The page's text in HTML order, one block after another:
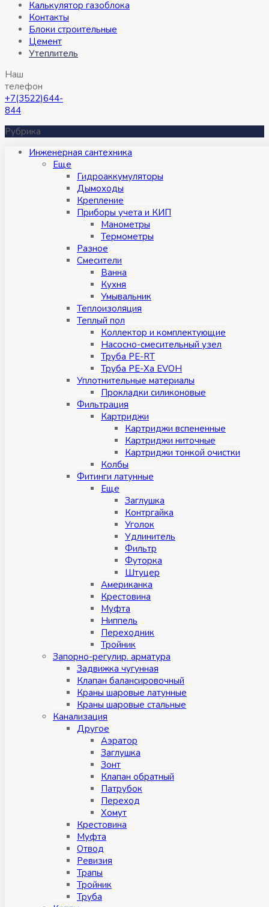
Калькулятор газоблока
Контакты
Блоки строительные
Цемент
Утеплитель
Наш
телефон
+7(3522)644-
844
Рубрика
Инженерная сантехника
Eще
Гидроаккумуляторы
Дымоходы
Крепление
Приборы учета и КИП
Манометры
Термометры
Разное
Смесители
Ванна
Кухня
Умывальник
Теплоизоляция
Теплый пол
Коллектор и комплектующие
Насосно-смесительный узел
Труба PE-RT
Труба PE-Xa EVOH
Уплотнительные материалы
Прокладки силиконовые
Фильтрация
Картриджи
Картриджи вспененные
Картриджи ниточные
Картриджи тонкой очистки
Колбы
Фитинги латунные
Eщe
Заглушка
Контргайка
Уголок
Удлинитель
Фильтр
Футорка
Штуцер
Американка
Крестовина
Муфта
Ниппель
Переходник
Тройник
Запорно-регулир. арматура
Задвижка чугунная
Клапан балансировочный
Краны шаровые латунные
Краны шаровые стальные
Канализация
Другое
Аэратор
Заглушкa
Зонт
Клапан обратный
Патрубок
Переход
Хомут
Крестовина
Муфтa
Отвод
Ревизия
Трапы
Тройник
Труба